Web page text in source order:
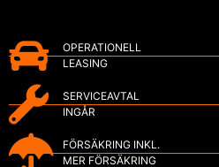
OPERATIONELL
LEASING
SERVICEAVTAL
INGÅR
FÖRSÄKRING INKL.
MER FÖRSÄKRING